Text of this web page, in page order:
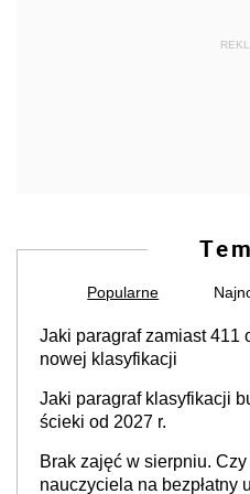
Popularne
Jaki paragraf zamiast 411
nowej klasyfikacji
Jaki paragraf klasyfikacji
ścieki od 2027 r.
Brak zajęć w sierpniu. Czy
nauczyciela na bezpłatny